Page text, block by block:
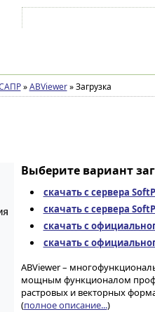
» ABViewer »Загрузка
Выберите вариант
скачать с сервера
скачать с сервера
скачать с
скачать с
ABViewer –
мощным функционалом
растровых и векторных
(полное описание...)